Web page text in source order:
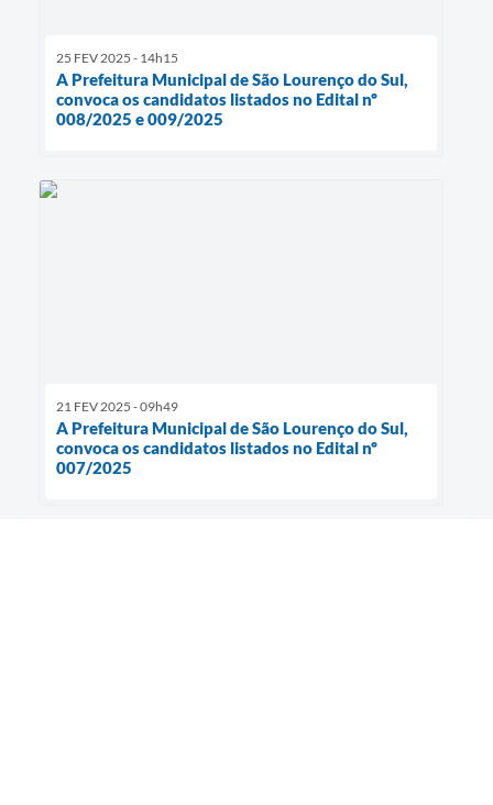
25 FEV 2025 - 14h15
A Prefeitura Municipal de São Lourenço do Sul,
convoca os candidatos listados no Edital nº
008/2025 e 009/2025
21 FEV 2025 - 09h49
A Prefeitura Municipal de São Lourenço do Sul,
convoca os candidatos listados no Edital nº
007/2025